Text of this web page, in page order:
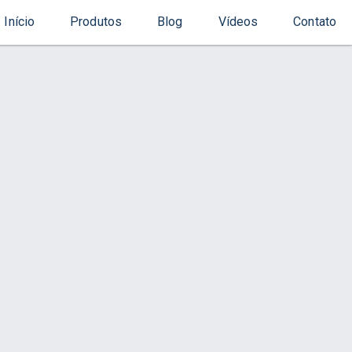
Início Produtos Blog Vídeos Contato